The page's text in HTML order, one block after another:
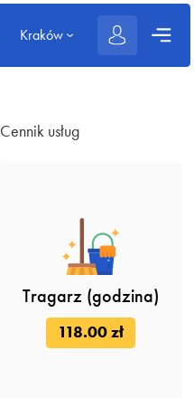
Kraków
Cennik usług
Tragarz (godzina)
118.00 zł